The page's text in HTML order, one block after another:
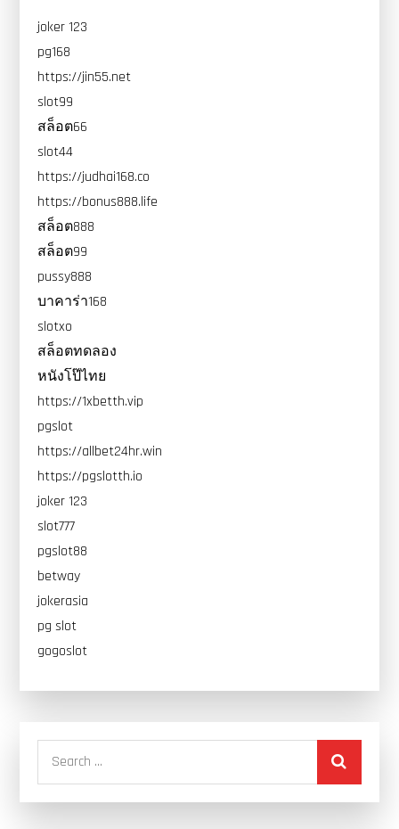
joker 123
pg168
https://jin55.net
slot99
สล็อต66
slot44
https://judhai168.co
https://bonus888.life
สล็อต888
สล็อต99
pussy888
บาคาร่า168
slotxo
สล็อตทดลอง
หนังโป๊ไทย
https://1xbetth.vip
pgslot
https://allbet24hr.win
https://pgslotth.io
joker 123
slot777
pgslot88
betway
jokerasia
pg slot
gogoslot